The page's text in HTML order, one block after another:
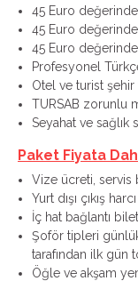
45 Euro
45 Euro
45 Euro
Profesyonel
Otel ve turist
TURSAB zorunlu
Seyahat ve sağlık
Paket Fiyata
Vize ücreti, servis
Yurt dışı çıkış
İç hat bağlantı
Şoför tipleri
tarafından ilk gün
Öğle ve akşam